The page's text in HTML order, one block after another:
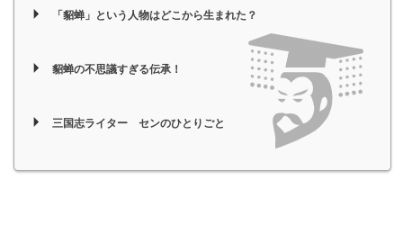
「貂蝉」という人物はどこから生まれた？
貂蝉の不思議すぎる伝承！
三国志ライター センのひとりごと